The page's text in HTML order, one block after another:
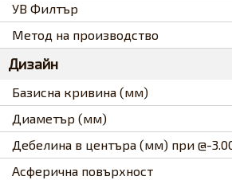
УВ Филтър
Метод на производство
Дизайн
Базисна кривина (мм)
Диаметър (мм)
Дебелина в центъра (мм) при @-
Асферична повърхност